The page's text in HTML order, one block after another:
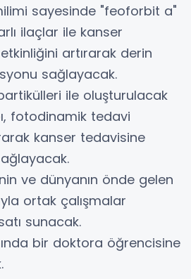
sayesinde "feoforbit a"
ilaçlar ile kanser
artırarak derin
sağlayacak.
ile oluşturulacak
fotodinamik tedavi
kanser tedavisine
ve dünyanın önde gelen
ortak çalışmalar
sunacak.
bir doktora öğrencisine